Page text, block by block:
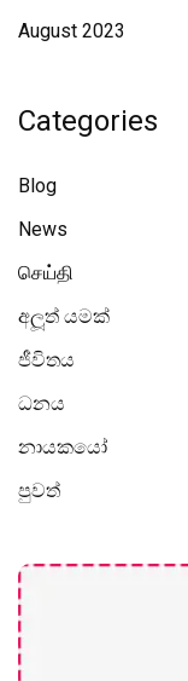
August 2023
Categories
Blog
News
செய்தி
අලූත් යමක්
ජීවිතය
ධනය
නායකයෝ
පුවත්